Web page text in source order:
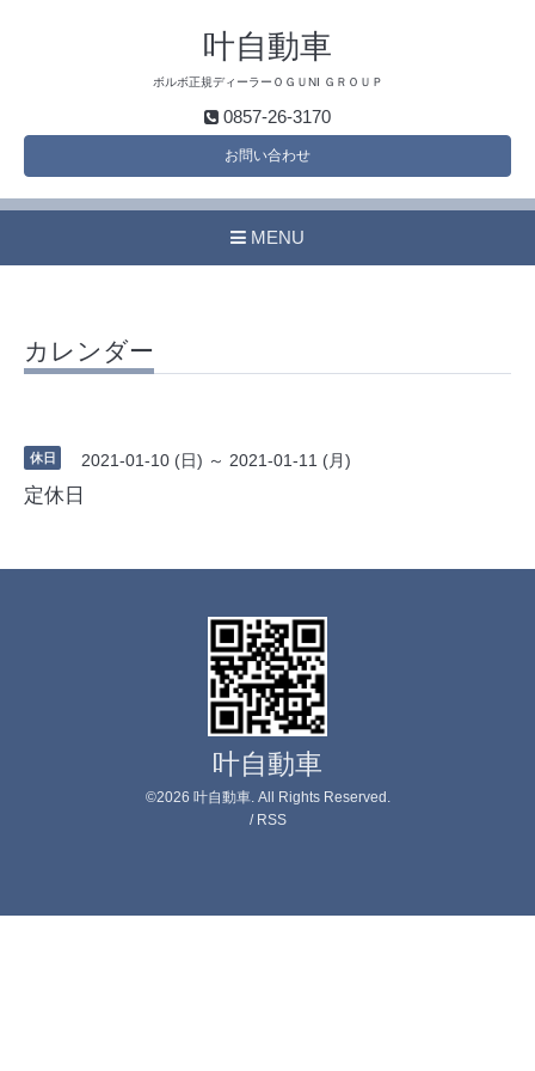
叶自動車
ボルボ正規ディーラーＯＧＵNI ＧＲＯＵＰ
0857-26-3170
お問い合わせ
MENU
カレンダー
休日 2021-01-10 (日) ～ 2021-01-11 (月)
定休日
叶自動車
©2026 叶自動車. All Rights Reserved.
/ RSS